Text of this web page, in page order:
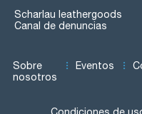
Scharlau leathergoods
Canal de denuncias
Sobre
nosotros
Eventos
Condiciones de